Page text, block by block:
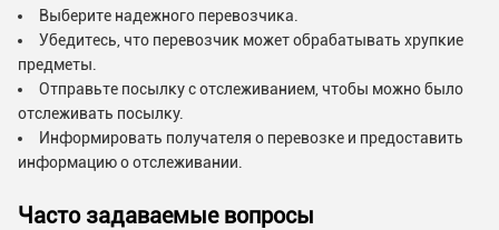
Выберите надежного перевозчика.
Убедитесь, что перевозчик может обрабатывать хрупкие
предметы.
Отправьте посылку с отслеживанием, чтобы можно было
отслеживать посылку.
Информировать получателя о перевозке и предоставить
информацию о отслеживании.
Часто задаваемые вопросы